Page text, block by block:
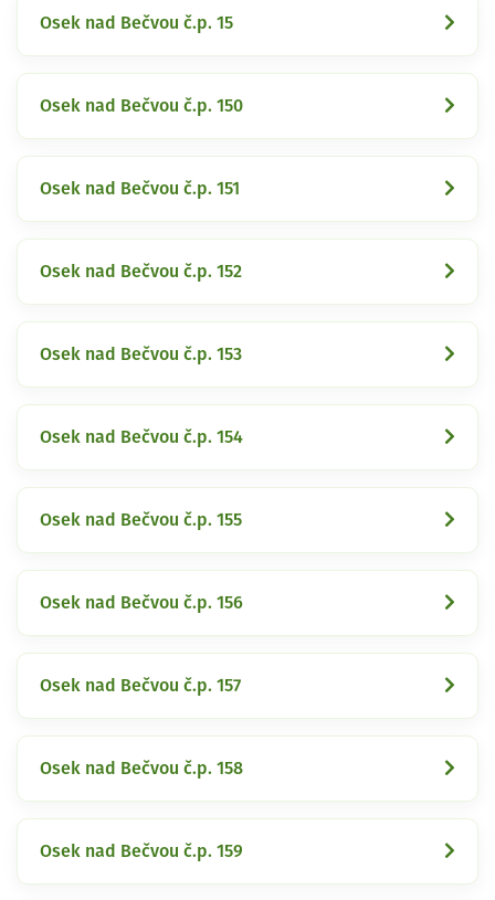
Osek nad Bečvou č.p. 15
Osek nad Bečvou č.p. 150
Osek nad Bečvou č.p. 151
Osek nad Bečvou č.p. 152
Osek nad Bečvou č.p. 153
Osek nad Bečvou č.p. 154
Osek nad Bečvou č.p. 155
Osek nad Bečvou č.p. 156
Osek nad Bečvou č.p. 157
Osek nad Bečvou č.p. 158
Osek nad Bečvou č.p. 159